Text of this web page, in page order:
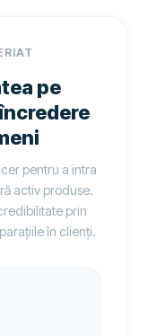
pe
pentru a intra
activ produse.
prin
în clienți.